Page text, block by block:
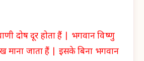
दोष दूर होता हैं | भगवान विष्णु
माना जाता हैं | इसके बिना भगवान